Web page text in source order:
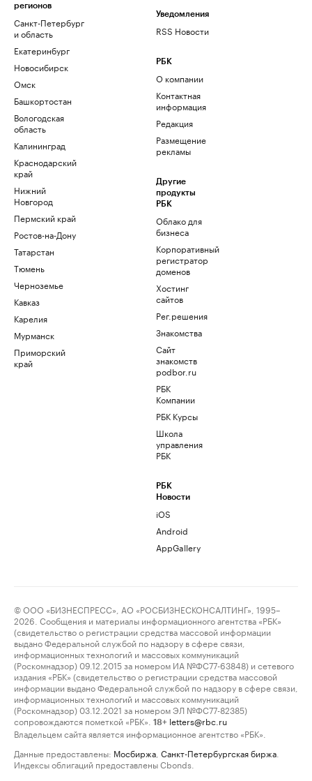
регионов
Санкт-Петербург
и область
Екатеринбург
Новосибирск
Омск
Башкортостан
Вологодская
область
Калининград
Краснодарский
край
Нижний
Новгород
Пермский край
Ростов-на-Дону
Татарстан
Тюмень
Черноземье
Кавказ
Карелия
Мурманск
Приморский
край
Уведомления
RSS Новости
РБК
О компании
Контактная
информация
Редакция
Размещение
рекламы
Другие
продукты
РБК
Облако для
бизнеса
Корпоративный
регистратор
доменов
Хостинг
сайтов
Рег.решения
Знакомства
Сайт
знакомств
podbor.ru
РБК
Компании
РБК Курсы
Школа
управления
РБК
РБК
Новости
iOS
Android
AppGallery
© ООО «БИЗНЕСПРЕСС», АО «РОСБИЗНЕСКОНСАЛТИНГ», 1995–
2026. Сообщения и материалы информационного агентства «РБК»
(свидетельство о регистрации средства массовой информации
выдано Федеральной службой по надзору в сфере связи,
информационных технологий и массовых коммуникаций
(Роскомнадзор) 09.12.2015 за номером ИА №ФС77-63848) и сетевого
издания «РБК» (свидетельство о регистрации средства массовой
информации выдано Федеральной службой по надзору в сфере связи,
информационных технологий и массовых коммуникаций
(Роскомнадзор) 03.12.2021 за номером ЭЛ №ФС77-82385)
сопровождаются пометкой «РБК».
18+ letters@rbc.ru
Владельцем сайта является информационное агентство «РБК».
Данные предоставлены: Мосбиржа Санкт-Петербургская биржа
Индексы облигаций предоставлены Cbonds.